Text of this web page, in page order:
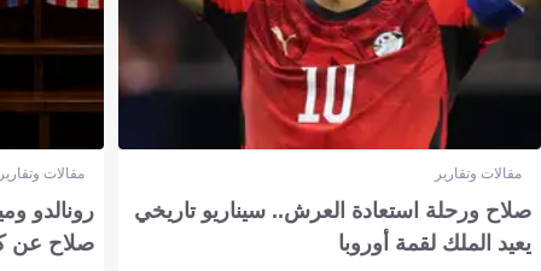
مقالات وتقارير
صلاح ورحلة استعادة العرش.. سيناريو تاريخي
يعيد الملك لقمة أوروبا
مقالات
رونالدو
صلاح عن